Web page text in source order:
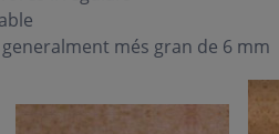
més gran de 6 mm